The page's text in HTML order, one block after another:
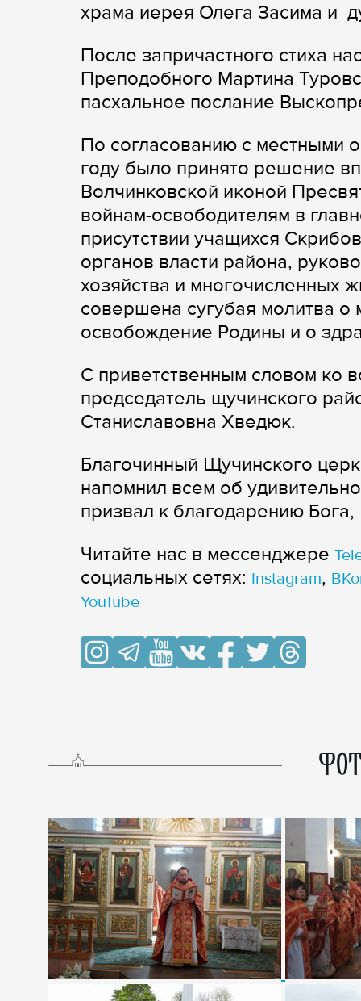
храма иерея Олега Засима и
После запричастного стиха
Преподобного Мартина
пасхальное послание
По согласованию с местными
году было принято решение
Волчинковской иконой
войнам-освободителям в
присутствии учащихся
органов власти района,
хозяйства и многочисленных
совершена сугубая молитва
освобождение Родины и о
С приветственным словом ко
председатель щучинского
Станиславовна Хведюк.
Благочинный Щучинского
напомнил всем об
призвал к благодарению
Читайте нас в мессенджере
cоциальных сетях: Instagram,
YouTube